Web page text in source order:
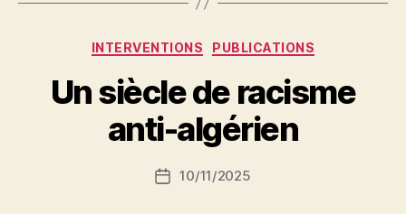
Catégories
INTERVENTIONS PUBLICATIONS
Un siècle de racisme
anti-algérien
Auteur
a
S
N
Date10/11/2025